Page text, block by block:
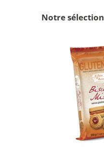
Notre sélection